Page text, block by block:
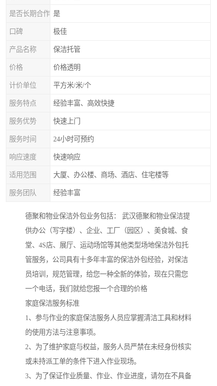
是否长期合作 是
口碑 极佳
产品名称 保洁托管
价格 价格透明
计价单位 平方米/米/个
服务特点 经验丰富、高效快捷
服务优势 快速上门
服务时间 24小时可预约
响应速度 快速响应
适用范围 大厦、办公楼、商场、酒店、住宅楼等
服务团队 经验丰富
德聚和物业保洁外包业务包括： 武汉德聚和物业保洁提
供办公（写字楼）、企业、工厂（园区）、美食城、食
堂、4S店、展厅、运动场馆等其他类型场地保洁外包托
管服务，公司具有十多年丰富的保洁外包经验，对保洁
员培训，规范管理，给您一种全新的体验，现在只需您
一个电话，我们就给您报一个合理的价格
家庭保洁服务标准
1、参与作业的家庭保洁服务人员应掌握清洁工具和材料
的使用方法与注意事项。
2、为了维护家庭与权益，服务人员严禁在未经身份核实
或未持派工单的条件下进入作业现场。
3、为了保证作业质量、作业、作业进度，请勿在不具备